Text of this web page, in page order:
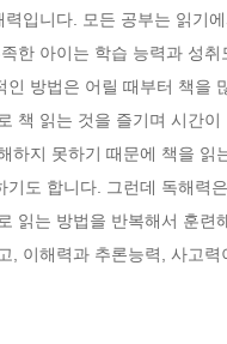
입니다. 모든 공부는 읽기
한 아이는 학습 능력과 성
인 방법은 어릴 때부터 책을
책 읽는 것을 즐기며 시간
하지 못하기 때문에 책을
기도 합니다. 그런데 독해력
읽는 방법을 반복해서 훈
, 이해력과 추론능력, 사고